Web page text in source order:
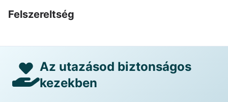
Felszereltség
Az utazásod biztonságos
kezekben